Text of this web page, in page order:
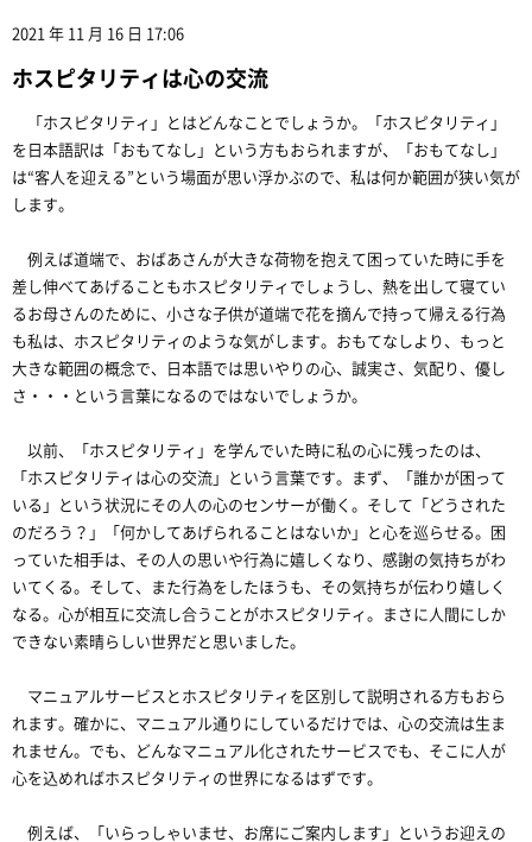
2021 年 11 月 16 日 17:06
ホスピタリティは心の交流
「ホスピタリティ」とはどんなことでしょうか。「ホスピタリティ」
を日本語訳は「おもてなし」という方もおられますが、「おもてなし」
は“客人を迎える”という場面が思い浮かぶので、私は何か範囲が狭い気が
します。
例えば道端で、おばあさんが大きな荷物を抱えて困っていた時に手を
差し伸べてあげることもホスピタリティでしょうし、熱を出して寝てい
るお母さんのために、小さな子供が道端で花を摘んで持って帰える行為
も私は、ホスピタリティのような気がします。おもてなしより、もっと
大きな範囲の概念で、日本語では思いやりの心、誠実さ、気配り、優し
さ・・・という言葉になるのではないでしょうか。
以前、「ホスピタリティ」を学んでいた時に私の心に残ったのは、
「ホスピタリティは心の交流」という言葉です。まず、「誰かが困って
いる」という状況にその人の心のセンサーが働く。そして「どうされた
のだろう？」「何かしてあげられることはないか」と心を巡らせる。困
っていた相手は、その人の思いや行為に嬉しくなり、感謝の気持ちがわ
いてくる。そして、また行為をしたほうも、その気持ちが伝わり嬉しく
なる。心が相互に交流し合うことがホスピタリティ。まさに人間にしか
できない素晴らしい世界だと思いました。
マニュアルサービスとホスピタリティを区別して説明される方もおら
れます。確かに、マニュアル通りにしているだけでは、心の交流は生ま
れません。でも、どんなマニュアル化されたサービスでも、そこに人が
心を込めればホスピタリティの世界になるはずです。
例えば、「いらっしゃいませ、お席にご案内します」というお迎えの